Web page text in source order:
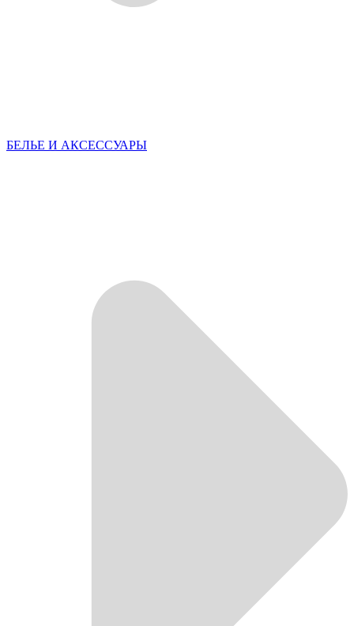
БЕЛЬЕ И АКСЕССУАРЫ